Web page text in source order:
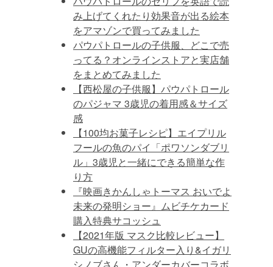
み上げてくれたり効果音が出る絵本
をアマゾンで買ってみました
パウパトロールの子供服、どこで売
ってる？オンラインストアと実店舗
をまとめてみました
【西松屋の子供服】パウパトロール
のパジャマ 3歳児の着用感＆サイズ
感
【100均お菓子レシピ】エイプリル
フールの魚のパイ「ポワソンダブリ
ル」3歳児と一緒にできる簡単な作
り方
『映画きかんしゃトーマス おいでよ
未来の発明ショー』ムビチケカード
購入特典サコッシュ
【2021年版 マスク比較レビュー】
GUの高機能フィルター入り&イガリ
シノブさん・アンダーカバーコラボ